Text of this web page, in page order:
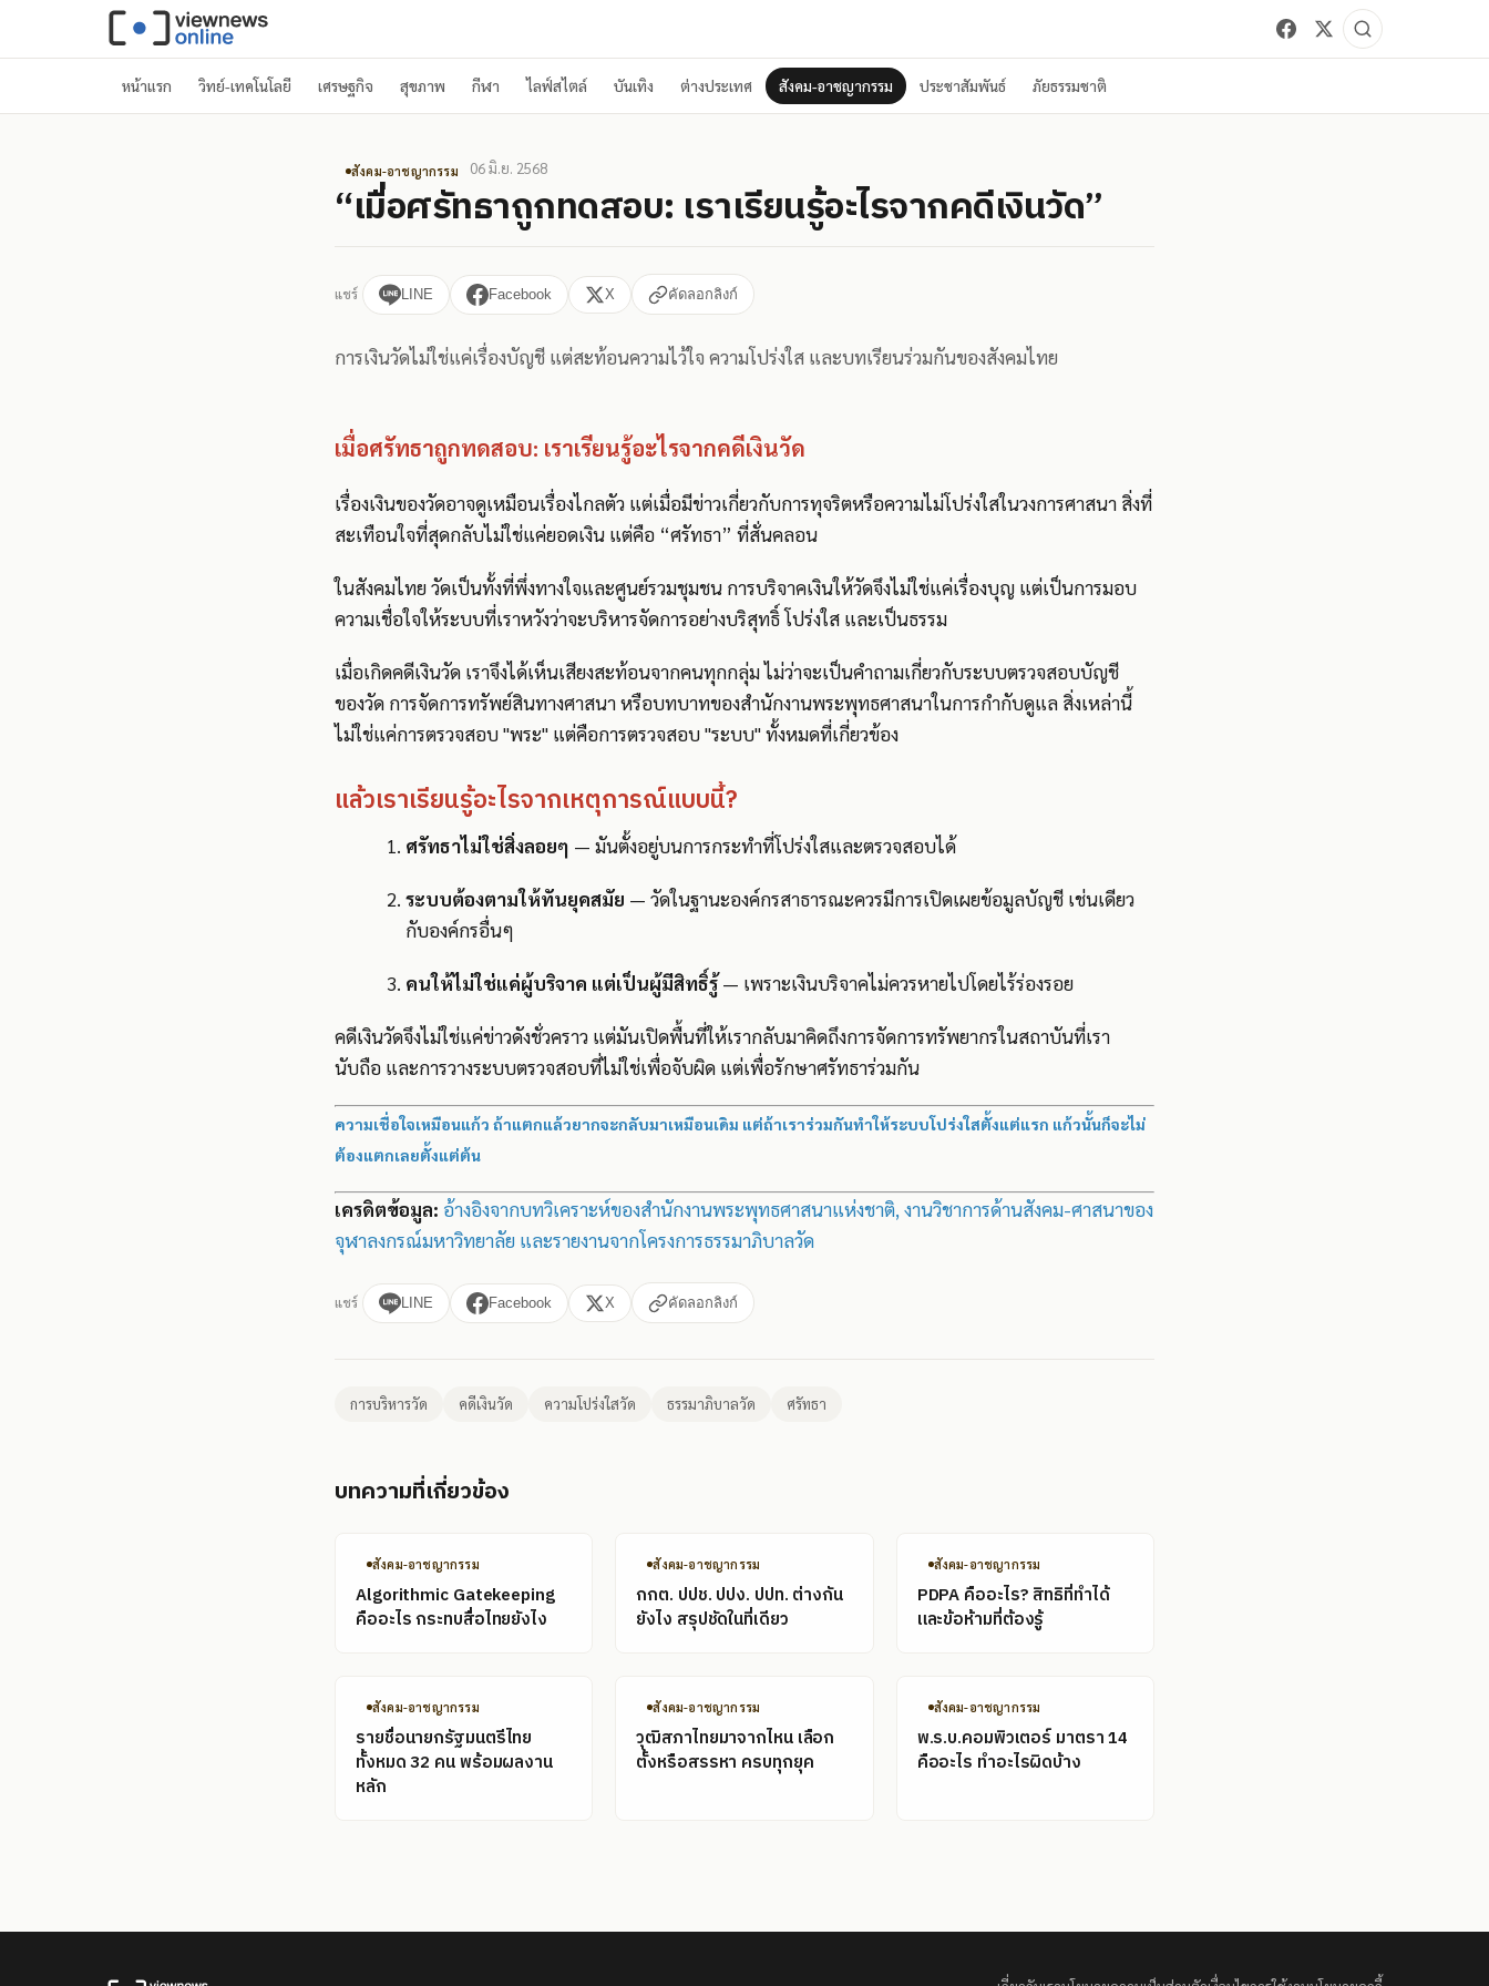
หน้าแรก วิทย์-เทคโนโลยี เศรษฐกิจ สุขภาพ กีฬา ไลฟ์สไตล์ บันเทิง ต่างประเทศ สังคม-อาชญากรรม ประชาสัมพันธ์ ภัยธรรมชาติ
สังคม-อาชญากรรม 06 มิ.ย. 2568
“เมื่อศรัทธาถูกทดสอบ: เราเรียนรู้อะไรจากคดีเงินวัด”
แชร์ LINE Facebook X คัดลอกลิงก์
การเงินวัดไม่ใช่แค่เรื่องบัญชี แต่สะท้อนความไว้ใจ ความโปร่งใส และบทเรียนร่วมกันของสังคมไทย
เมื่อศรัทธาถูกทดสอบ: เราเรียนรู้อะไรจากคดีเงินวัด
เรื่องเงินของวัดอาจดูเหมือนเรื่องไกลตัว แต่เมื่อมีข่าวเกี่ยวกับการทุจริตหรือความไม่โปร่งใสในวงการศาสนา สิ่งที่
สะเทือนใจที่สุดกลับไม่ใช่แค่ยอดเงิน แต่คือ “ศรัทธา” ที่สั่นคลอน
ในสังคมไทย วัดเป็นทั้งที่พึ่งทางใจและศูนย์รวมชุมชน การบริจาคเงินให้วัดจึงไม่ใช่แค่เรื่องบุญ แต่เป็นการมอบ
ความเชื่อใจให้ระบบที่เราหวังว่าจะบริหารจัดการอย่างบริสุทธิ์ โปร่งใส และเป็นธรรม
เมื่อเกิดคดีเงินวัด เราจึงได้เห็นเสียงสะท้อนจากคนทุกกลุ่ม ไม่ว่าจะเป็นคำถามเกี่ยวกับระบบตรวจสอบบัญชี
ของวัด การจัดการทรัพย์สินทางศาสนา หรือบทบาทของสำนักงานพระพุทธศาสนาในการกำกับดูแล สิ่งเหล่านี้
ไม่ใช่แค่การตรวจสอบ "พระ" แต่คือการตรวจสอบ "ระบบ" ทั้งหมดที่เกี่ยวข้อง
แล้วเราเรียนรู้อะไรจากเหตุการณ์แบบนี้?
ศรัทธาไม่ใช่สิ่งลอยๆ — มันตั้งอยู่บนการกระทำที่โปร่งใสและตรวจสอบได้
ระบบต้องตามให้ทันยุคสมัย — วัดในฐานะองค์กรสาธารณะควรมีการเปิดเผยข้อมูลบัญชี เช่นเดียว
กับองค์กรอื่นๆ
คนให้ไม่ใช่แค่ผู้บริจาค แต่เป็นผู้มีสิทธิ์รู้— เพราะเงินบริจาคไม่ควรหายไปโดยไร้ร่องรอย
คดีเงินวัดจึงไม่ใช่แค่ข่าวดังชั่วคราว แต่มันเปิดพื้นที่ให้เรากลับมาคิดถึงการจัดการทรัพยากรในสถาบันที่เรา
นับถือ และการวางระบบตรวจสอบที่ไม่ใช่เพื่อจับผิด แต่เพื่อรักษาศรัทธาร่วมกัน
ความเชื่อใจเหมือนแก้ว ถ้าแตกแล้วยากจะกลับมาเหมือนเดิม แต่ถ้าเราร่วมกันทำให้ระบบโปร่งใสตั้งแต่แรก แก้วนั้นก็จะไม่
ต้องแตกเลยตั้งแต่ต้น
เครดิตข้อมูล: อ้างอิงจากบทวิเคราะห์ของสำนักงานพระพุทธศาสนาแห่งชาติ, งานวิชาการด้านสังคม-ศาสนาของ
จุฬาลงกรณ์มหาวิทยาลัย และรายงานจากโครงการธรรมาภิบาลวัด
แชร์ LINE Facebook X คัดลอกลิงก์
การบริหารวัด คดีเงินวัด ความโปร่งใสวัด ธรรมาภิบาลวัด ศรัทธา
บทความที่เกี่ยวข้อง
สังคม-อาชญากรรม
Algorithmic Gatekeeping
คืออะไร กระทบสื่อไทยยังไง
สังคม-อาชญากรรม
กกต. ปปช. ปปง. ปปท. ต่างกัน
ยังไง สรุปชัดในที่เดียว
สังคม-อาชญากรรม
PDPA คืออะไร? สิทธิที่ทำได้
และข้อห้ามที่ต้องรู้
สังคม-อาชญากรรม
รายชื่อนายกรัฐมนตรีไทย
ทั้งหมด 32 คน พร้อมผลงาน
หลัก
สังคม-อาชญากรรม
วุฒิสภาไทยมาจากไหน เลือก
ตั้งหรือสรรหา ครบทุกยุค
สังคม-อาชญากรรม
พ.ร.บ.คอมพิวเตอร์ มาตรา 14
คืออะไร ทำอะไรผิดบ้าง